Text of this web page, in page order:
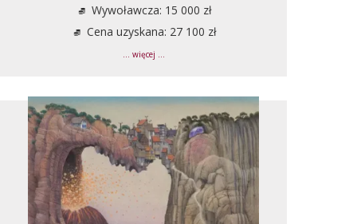
Wywoławcza: 15 000 zł
Cena uzyskana: 27 100 zł
... więcej ...